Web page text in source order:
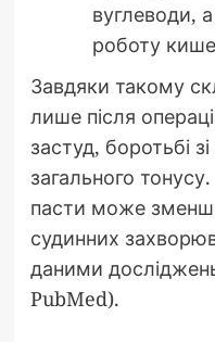
вуглеводи,
роботу
Завдяки такому
лише після
застуд, боротьбі
загального
пасти може
судинних
даними
PubMed).